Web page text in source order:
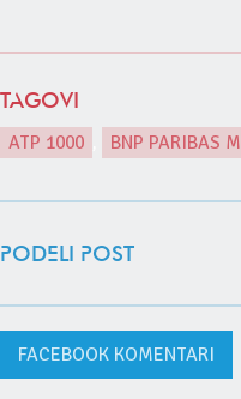
TAGOVI
ATP 1000 BNP PARIBAS
PODELI POST
FACEBOOK KOMENTARI